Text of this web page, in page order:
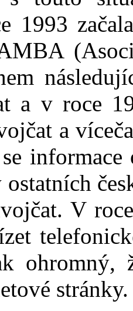
1993
a v roce
a
V
ohromný,
stránky.